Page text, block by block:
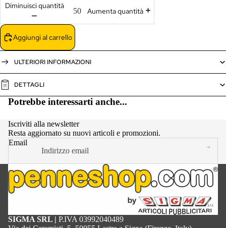
Diminuisci quantità
Aumenta quantità
Aggiungi al carrello
ULTERIORI INFORMAZIONI
DETTAGLI
Potrebbe interessarti anche...
Iscriviti alla newsletter
Resta aggiornato su nuovi articoli e promozioni.
Email
SIGMA SRL | P.IVA 03992040489
Informativa sulla privacy
Termini e condizioni del servizio